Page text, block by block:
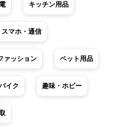
キッチン用品
スマホ・通信
ァッション ペット用品
イク 趣味・ホビー